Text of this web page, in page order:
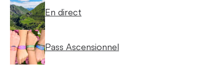
En direct
Pass Ascensionnel